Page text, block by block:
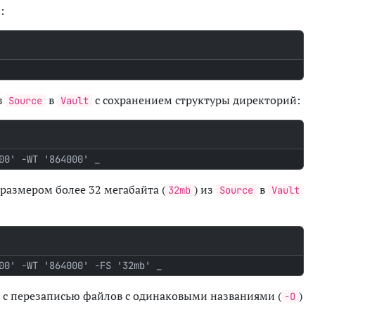
Source в Vault с сохранением структуры директорий:
-WT '864000'
более 32 мегабайта ( 32mb ) из Source в Vault
-WT '864000' -FS '32mb'
с перезаписью файлов с одинаковыми названиями ( -O )